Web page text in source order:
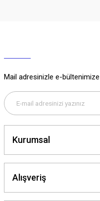
Mail adresinizle e-bültenimize
Kurumsal
Alışveriş